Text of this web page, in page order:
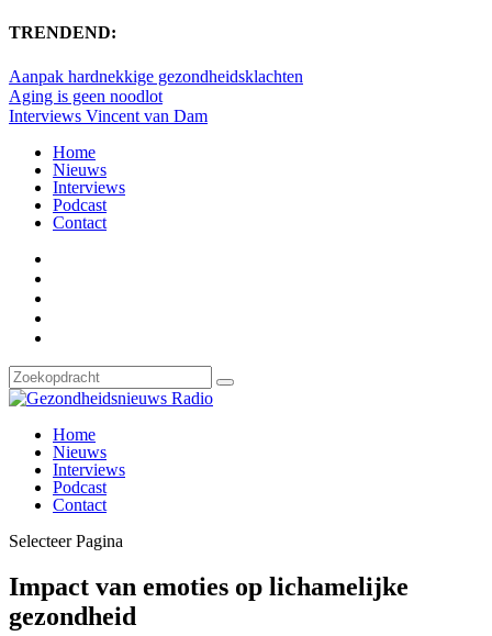
TRENDEND:
Aanpak hardnekkige gezondheidsklachten
Aging is geen noodlot
Interviews Vincent van Dam
Home
Nieuws
Interviews
Podcast
Contact
Home
Nieuws
Interviews
Podcast
Contact
Selecteer Pagina
Impact van emoties op lichamelijke
gezondheid